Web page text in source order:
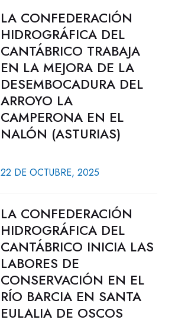
LA CONFEDERACIÓN
HIDROGRÁFICA DEL
CANTÁBRICO TRABAJA
EN LA MEJORA DE LA
DESEMBOCADURA DEL
ARROYO LA
CAMPERONA EN EL
NALÓN (ASTURIAS)
22 DE OCTUBRE, 2025
LA CONFEDERACIÓN
HIDROGRÁFICA DEL
CANTÁBRICO INICIA LAS
LABORES DE
CONSERVACIÓN EN EL
RÍO BARCIA EN SANTA
EULALIA DE OSCOS